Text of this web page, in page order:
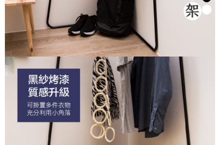
任。
４．使用「AFTEE先享後付」時，將依據個別帳號之用戶狀況，依本公司即
時審查核予不同之上限額度；若仍有額度不足之情形，本公司將視審查結果
請求用戶進行身份認證。
５．嚴禁一人註冊多個帳號或使用他人資訊註冊。若發現惡意使用之情形，
恩沛科技股份有限公司將有權停止該用戶之使用額度並採取法律行動。